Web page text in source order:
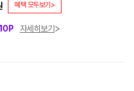
혜택 모두보기>
자세히보기